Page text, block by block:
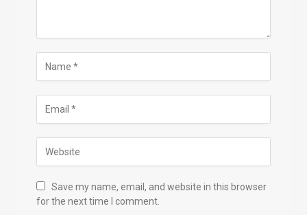
Save my name, email, and website in this browser
for the next time I comment.